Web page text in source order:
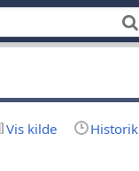
Vis kilde Historik